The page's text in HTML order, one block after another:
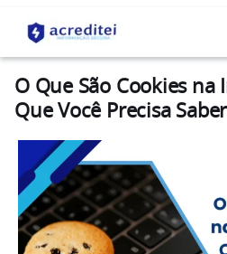
O Que São Cookies na
Que Você Precisa Saber